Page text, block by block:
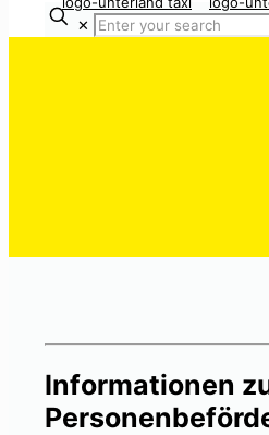
✕
Informationen